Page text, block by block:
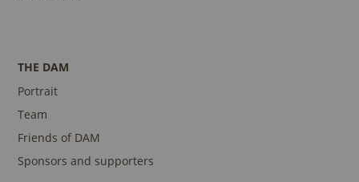
THE DAM
Portrait
Team
Friends of DAM
Sponsors and supporters